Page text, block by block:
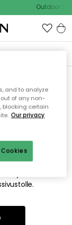
Outdoor
löydä
tai siitä, että se
mahdollisesti
and to analyze
of any non-
blocking certain
Our privacy